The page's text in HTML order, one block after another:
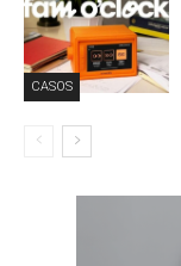
CASOS